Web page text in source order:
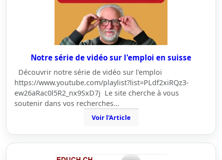
Notre série de vidéo sur l'emploi en suisse
Découvrir notre série de vidéo sur l'emploi
https://www.youtube.com/playlist?list=PLdf2xiRQz3-
ew26aRac0l5R2_nx9SxD7j Le site cherche à vous
soutenir dans vos recherches…
Voir l'Article